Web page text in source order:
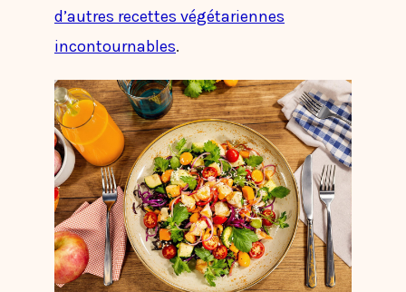
d’autres recettes végétariennes
incontournables.